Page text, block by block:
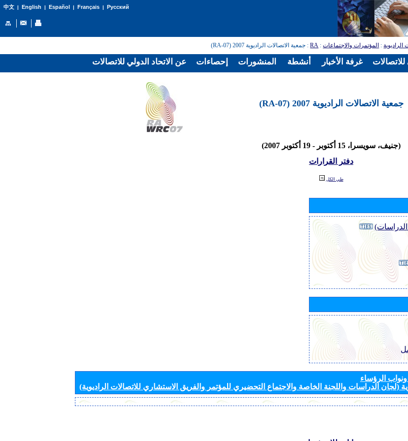
中文| English | Español | Français| Русский
الراديوية: المؤتمرات والاجتماعات:
RA: جمعية الاتصالات الراديوية 2007 (RA-07)
جمعية الاتصالات الراديوية 2007 (RA-07)
(جنيف، سويسرا، 15 أكتوبر - 19 أكتوبر 2007)
دفتر القرارات
طي الكل
الدراسات)
الرؤساء
(لجان الدراسات واللجنة الخاصة والاجتماع التحضيري للمؤتمر والفريق الاستشاري للاتصالات الراديوية)
عن الاتحاد الدولي للاتصالات إحصاءات المنشورات أنشطة غرفة الأخبار